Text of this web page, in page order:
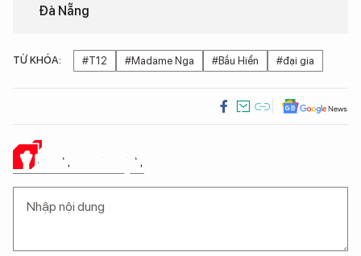
Đà Nẵng
TỪ KHÓA: #T12 #Madame Nga #Bầu Hiển #đại gia
Ý KIẾN CỦA BẠN